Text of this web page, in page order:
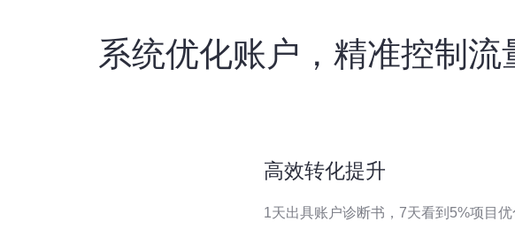
系统优化账户，精准控制流
高效转化提升
1天出具账户诊断书，7天看到5%项目